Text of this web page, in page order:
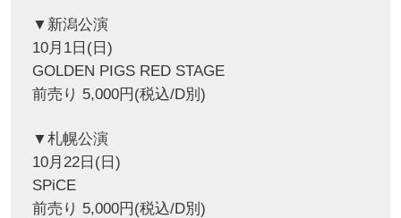
▼新潟公演
10月1日(日)
GOLDEN PIGS RED STAGE
前売り 5,000円(税込/D別)
▼札幌公演
10月22日(日)
SPiCE
前売り 5,000円(税込/D別)